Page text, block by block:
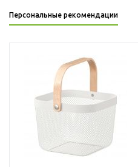
Персональные рекомендации